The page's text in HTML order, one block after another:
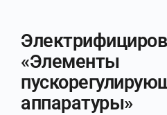
«Элементы
аппаратуры»